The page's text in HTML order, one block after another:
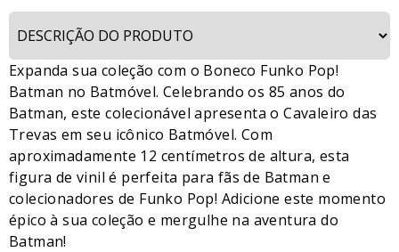
Expanda sua coleção com o Boneco Funko Pop!
Batman no Batmóvel. Celebrando os 85 anos do
Batman, este colecionável apresenta o Cavaleiro das
Trevas em seu icônico Batmóvel. Com
aproximadamente 12 centímetros de altura, esta
figura de vinil é perfeita para fãs de Batman e
colecionadores de Funko Pop! Adicione este momento
épico à sua coleção e mergulhe na aventura do
Batman!